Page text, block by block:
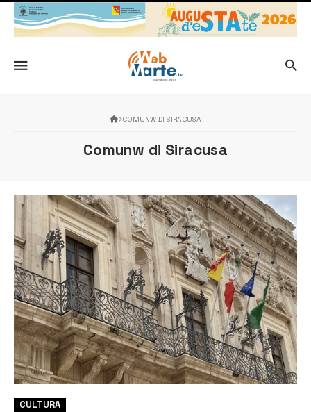
COMUNW DI SIRACUSA
Comunw di Siracusa
CULTURA